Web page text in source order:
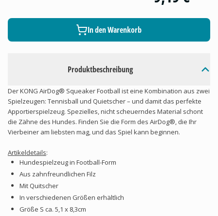
Produktbeschreibung
Der KONG AirDog® Squeaker Football ist eine Kombination aus zwei
Spielzeugen: Tennisball und Quietscher – und damit das perfekte
Apportierspielzeug. Spezielles, nicht scheuerndes Material schont
die Zähne des Hundes. Finden Sie die Form des AirDog®, die Ihr
Vierbeiner am liebsten mag, und das Spiel kann beginnen.
Artikeldetails:
Hundespielzeug in Football-Form
Aus zahnfreundlichen Filz
Mit Quitscher
In verschiedenen Größen erhältlich
Größe S ca. 5,1 x 8,3cm
In den Warenkorb